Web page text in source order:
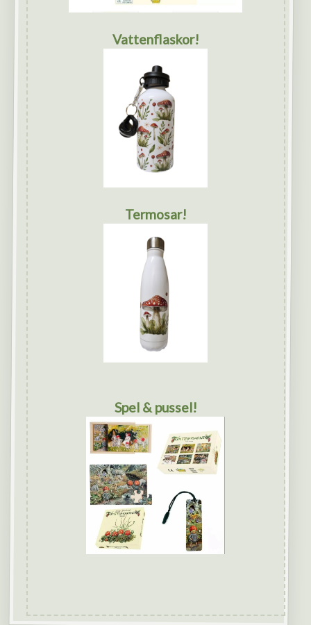
Vattenflaskor!
Termosar!
Spel & pussel!